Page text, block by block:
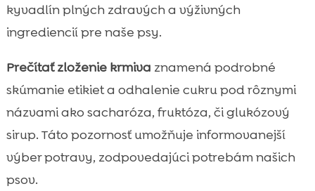
kyvadlín plných zdravých a výživných
ingrediencií pre naše psy.
Prečítať zloženie krmiva znamená podrobné
skúmanie etikiet a odhalenie cukru pod rôznymi
názvami ako sacharóza, fruktóza, či glukózový
sirup. Táto pozornosť umožňuje informovanejší
výber potravy, zodpovedajúci potrebám našich
psov.